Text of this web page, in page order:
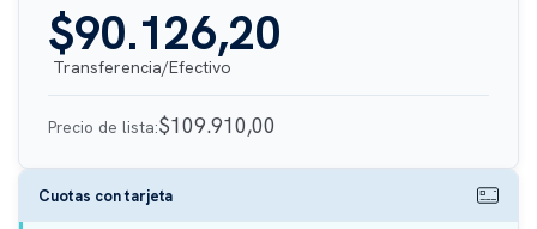
$90.126,20
Precio de lista:$109.910,00
Cuotas con tarjeta